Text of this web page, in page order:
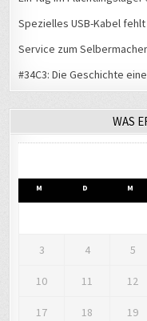
Spezielles USB-Kabel fehlt
Service zum
#34C3: Die Geschichte
WAS
M D M
3 4 5
10 11 12
17 18 19